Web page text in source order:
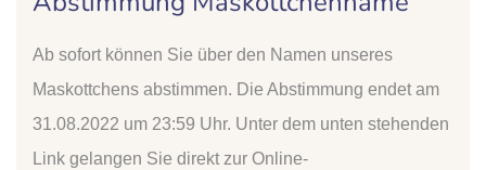
Ab sofort können Sie über den Namen unseres
Maskottchens abstimmen. Die Abstimmung endet am
31.08.2022 um 23:59 Uhr. Unter dem unten stehenden
Link gelangen Sie direkt zur Online-